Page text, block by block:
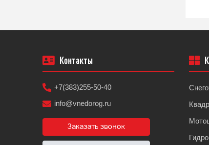
Контакты
+7(383)255-50-40
info@vnedorog.ru
Заказать звонок